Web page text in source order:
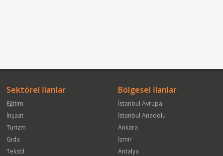
Sektörel İlanlar
Eğitim
İnşaat
Turizm
Gıda
Tekstil
Bölgesel İlanlar
İstanbul Avrupa
İstanbul Anadolu
Ankara
İzmir
Antalya